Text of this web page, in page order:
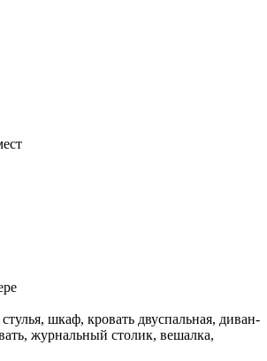
шкаф, кровать двуспальная, диван-
журнальный столик, вешалка,